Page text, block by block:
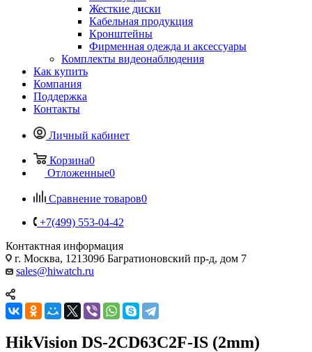
Жесткие диски
Кабельная продукция
Кронштейны
Фирменная одежда и аксессуары
Комплекты видеонаблюдения
Как купить
Компания
Поддержка
Контакты
Личный кабинет
Корзина0
Отложенные0
Сравнение товаров0
+7(499) 553-04-42
Контактная информация
г. Москва, 121309б Багратионовский пр-д, дом 7
sales@hiwatch.ru
HikVision DS-2CD63C2F-IS (2mm)